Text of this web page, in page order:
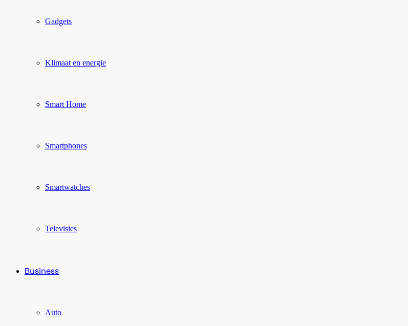
Gadgets
Klimaat en energie
Smart Home
Smartphones
Smartwatches
Televisies
Business
Auto